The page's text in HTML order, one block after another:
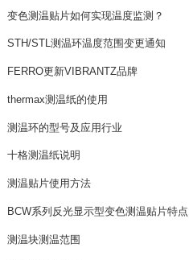
变色测温贴片如何实现温度监测？
STH/STL测温环温度范围变更通知
FERRO更新VIBRANTZ品牌
thermax测温纸的使用
测温环的型号及应用行业
十格测温纸说明
测温贴片使用方法
BCW系列反光显示型变色测温贴片特点
测温块测温范围